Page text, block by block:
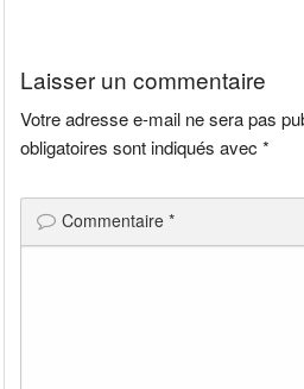
Laisser un commentaire
Votre adresse e-mail ne sera pas
obligatoires sont indiqués avec*
Commentaire*